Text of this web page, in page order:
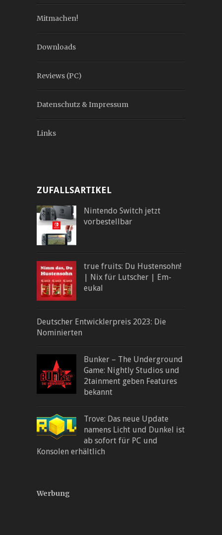
Mitmachen!
Downloads
Reviews (PC)
Datenschutz & Impressum
Links
ZUFALLSARTIKEL
Nintendo Switch jetzt
vorbestellbar
true fruits: Du Hustensohn!
| Nix für Lutscher | Em-
eukal
Deutscher Entwicklerpreis 2023: Die
Nominierten
Bunker – The Underground
Game: Nightly Studios und
2tainment geben Features
bekannt
Trove: Das neue Update
namens Licht und Dunkel ist
ab sofort für PC und
Konsolen erhältlich
Werbung